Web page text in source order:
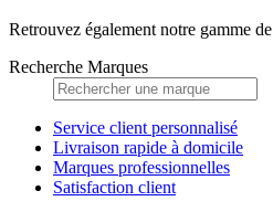
Retrouvez également notre gamme de
Recherche Marques
Service client personnalisé
Livraison rapide à domicile
Marques professionnelles
Satisfaction client